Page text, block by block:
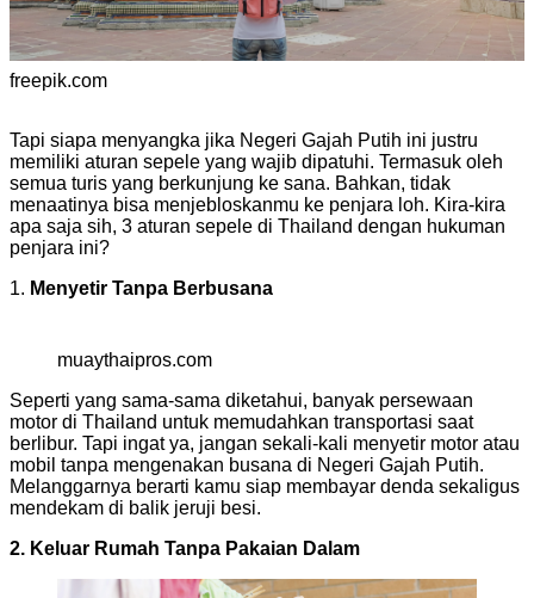
freepik.com
Tapi siapa menyangka jika Negeri Gajah Putih ini justru
memiliki aturan sepele yang wajib dipatuhi. Termasuk oleh
semua turis yang berkunjung ke sana. Bahkan, tidak
menaatinya bisa menjebloskanmu ke penjara loh. Kira-kira
apa saja sih, 3 aturan sepele di Thailand dengan hukuman
penjara ini?
1. Menyetir Tanpa Berbusana
muaythaipros.com
Seperti yang sama-sama diketahui, banyak persewaan
motor di Thailand untuk memudahkan transportasi saat
berlibur. Tapi ingat ya, jangan sekali-kali menyetir motor atau
mobil tanpa mengenakan busana di Negeri Gajah Putih.
Melanggarnya berarti kamu siap membayar denda sekaligus
mendekam di balik jeruji besi.
2. Keluar Rumah Tanpa Pakaian Dalam